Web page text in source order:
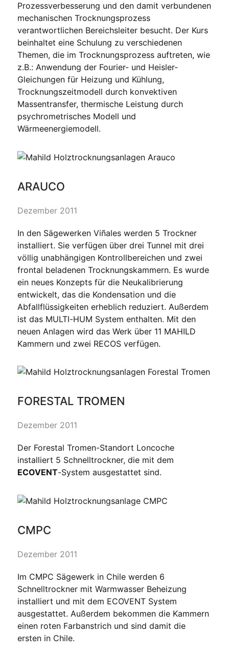
Prozessverbesserung und den damit verbundenen
mechanischen Trocknungsprozess
verantwortlichen Bereichsleiter besucht. Der Kurs
beinhaltet eine Schulung zu verschiedenen
Themen, die im Trocknungsprozess auftreten, wie
z.B.: Anwendung der Fourier- und Heisler-
Gleichungen für Heizung und Kühlung,
Trocknungszeitmodell durch konvektiven
Massentransfer, thermische Leistung durch
psychrometrisches Modell und
Wärmeenergiemodell.
ARAUCO
Dezember 2011
In den Sägewerken Viñales werden 5 Trockner
installiert. Sie verfügen über drei Tunnel mit drei
völlig unabhängigen Kontrollbereichen und zwei
frontal beladenen Trocknungskammern. Es wurde
ein neues Konzepts für die Neukalibrierung
entwickelt, das die Kondensation und die
Abfallflüssigkeiten erheblich reduziert. Außerdem
ist das MULTI-HUM System enthalten. Mit den
neuen Anlagen wird das Werk über 11 MAHILD
Kammern und zwei RECOS verfügen.
FORESTAL TROMEN
Dezember 2011
Der Forestal Tromen-Standort Loncoche
installiert 5 Schnelltrockner, die mit dem
ECOVENT-System ausgestattet sind.
CMPC
Dezember 2011
Im CMPC Sägewerk in Chile werden 6
Schnelltrockner mit Warmwasser Beheizung
installiert und mit dem ECOVENT System
ausgestattet. Außerdem bekommen die Kammern
einen roten Farbanstrich und sind damit die
ersten in Chile.